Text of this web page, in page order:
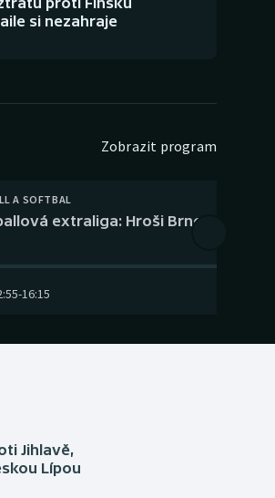
si nezahraje
Zobrazit program
A SOFTBAL
extraliga: Hroši Brno – Eagles
-16:15
Jihlavě,
Lípou